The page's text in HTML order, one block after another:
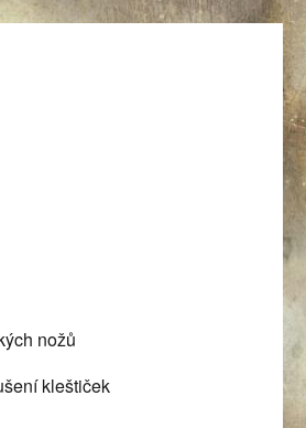
nožů
kleštiček